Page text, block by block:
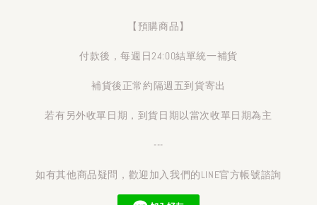
【預購商品】
付款後，每週日24:00結單統一補貨
補貨後正常約隔週五到貨寄出
若有另外收單日期，到貨日期以當次收單日期為主
---
如有其他商品疑問，歡迎加入我們的LINE官方帳號諮詢